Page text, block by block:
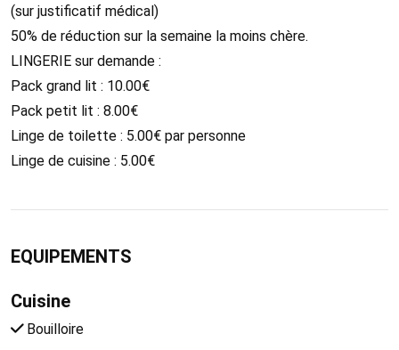
(sur justificatif médical)
50% de réduction sur la semaine la moins chère.
LINGERIE sur demande :
Pack grand lit : 10.00€
Pack petit lit : 8.00€
Linge de toilette : 5.00€ par personne
Linge de cuisine : 5.00€
EQUIPEMENTS
Cuisine
Bouilloire